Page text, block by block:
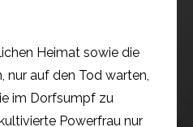
Heimat sowie die
nur auf den Tod warten,
im Dorfsumpf zu
Powerfrau nur